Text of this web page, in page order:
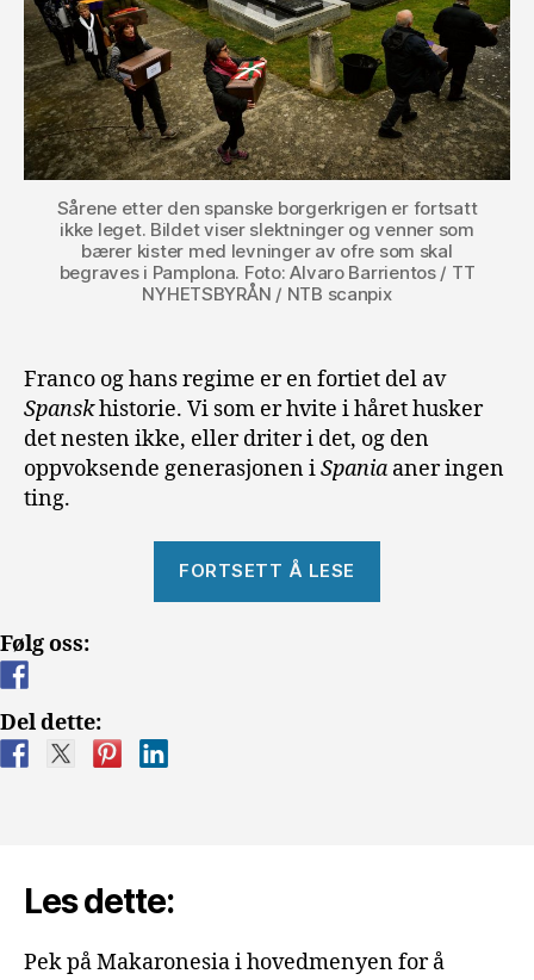
Sårene etter den spanske borgerkrigen er fortsatt
ikke leget. Bildet viser slektninger og venner som
bærer kister med levninger av ofre som skal
begraves i Pamplona. Foto: Alvaro Barrientos / TT
NYHETSBYRÅN / NTB scanpix
Franco og hans regime er en fortiet del av
Spanskhistorie. Vi som er hvite i håret husker
det nesten ikke, eller driter i det, og den
oppvoksende generasjonen iSpania aner ingen
ting.
FORTSETT Å LESE
Følg oss:
Del dette:
Les dette:
Pek på Makaronesia i hovedmenyen for å